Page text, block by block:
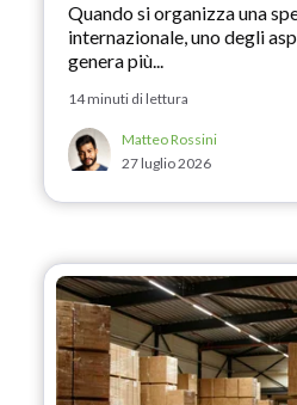
Quando si organizza una
internazionale, uno degli
genera più...
14 minuti di lettura
Matteo Rossini
27 luglio 2026